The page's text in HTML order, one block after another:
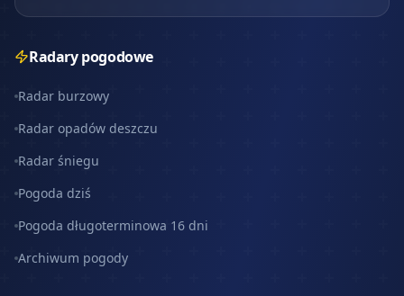
Radary pogodowe
Radar burzowy
Radar opadów deszczu
Radar śniegu
Pogoda dziś
Pogoda długoterminowa 16 dni
Archiwum pogody